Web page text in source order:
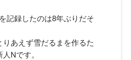
記録したのは8年ぶりだそ
あえず雪だるまを作るた
Nです。